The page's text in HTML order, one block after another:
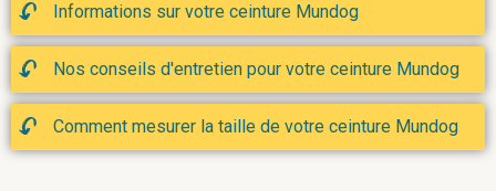
Informations sur votre ceinture Mundog
Nos conseils d'entretien pour votre ceinture Mundog
Comment mesurer la taille de votre ceinture Mundog